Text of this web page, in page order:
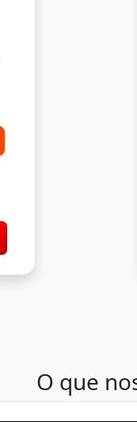
O que